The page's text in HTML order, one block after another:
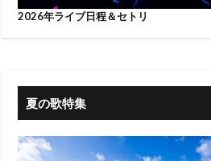
2026年ライブ日程＆セトリ
夏の歌特集